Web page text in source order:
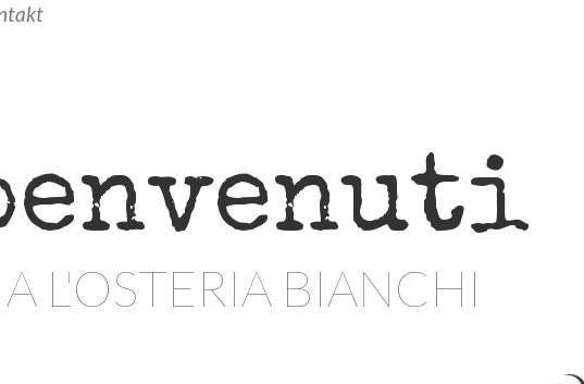
A L'OSTERIA BIANCHI